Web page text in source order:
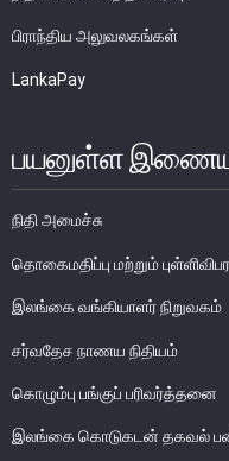
முதனிலை வணிகர்கள்
நுண்பாக நிதித் துறை
பேரண்ட முன்மதியுடைய
நிலைபெறத்தக்க நிதி
தீர்மானம்
வைப்புக் காப்புறுதி
நிதியியல்
நிதியியல்
வங்கிகளுக்கிடையிலான
பிராந்திய அலுவலகங்கள்
LankaPay
பயனுள்ள
நிதி அமைச்சு
தொகைமதிப்பு மற்றும்
இலங்கை வங்கியாளர் நிறுவகம்
சர்வதேச நாணய நிதியம்
கொழும்பு பங்குப் பரிவர்த்தனை
இலங்கை கொடுகடன் தகவல்